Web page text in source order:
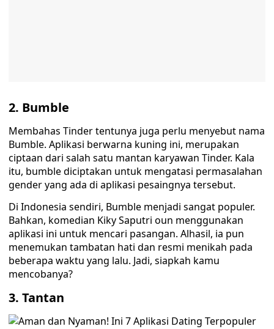
2. Bumble
Membahas Tinder tentunya juga perlu menyebut nama
Bumble. Aplikasi berwarna kuning ini, merupakan
ciptaan dari salah satu mantan karyawan Tinder. Kala
itu, bumble diciptakan untuk mengatasi permasalahan
gender yang ada di aplikasi pesaingnya tersebut.
Di Indonesia sendiri, Bumble menjadi sangat populer.
Bahkan, komedian Kiky Saputri oun menggunakan
aplikasi ini untuk mencari pasangan. Alhasil, ia pun
menemukan tambatan hati dan resmi menikah pada
beberapa waktu yang lalu. Jadi, siapkah kamu
mencobanya?
3. Tantan